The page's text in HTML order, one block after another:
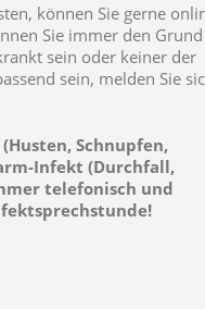
können Sie gerne
Sie immer den Grund
sein oder keiner der
sein, melden Sie
Schnupfen,
Infekt (Durchfall,
telefonisch und